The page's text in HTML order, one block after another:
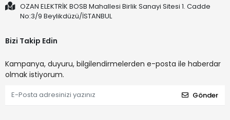
OZAN ELEKTRİK BOSB Mahallesi Birlik Sanayi Sitesi 1. Cadde
No:3/9 Beylikdüzü/İSTANBUL
Bizi Takip Edin
Kampanya, duyuru, bilgilendirmelerden e-posta ile haberdar
olmak istiyorum.
Gönder